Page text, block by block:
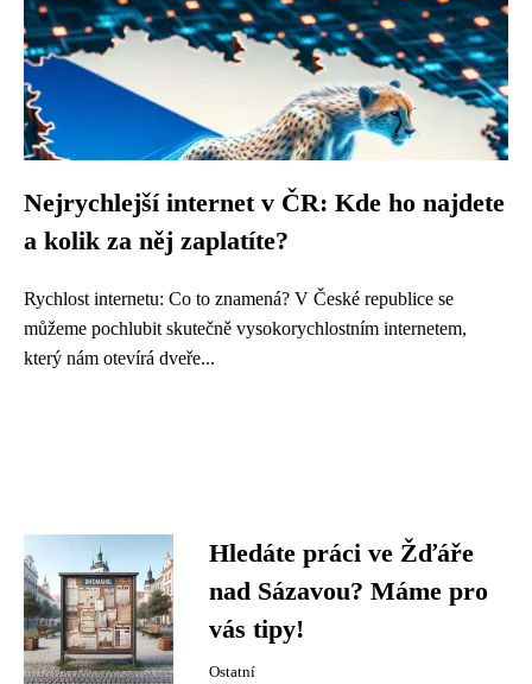
Nejrychlejší internet v ČR: Kde ho najdete
a kolik za něj zaplatíte?
Rychlost internetu: Co to znamená? V České republice se
můžeme pochlubit skutečně vysokorychlostním internetem,
který nám otevírá dveře...
Hledáte práci ve Žďáře
nad Sázavou? Máme pro
vás tipy!
Ostatní